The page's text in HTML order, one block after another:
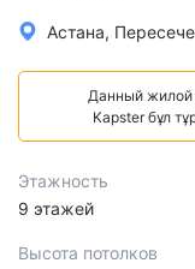
Астана,
Данный жилой
Kapster бұл
Этажность
9 этажей
Высота потолков